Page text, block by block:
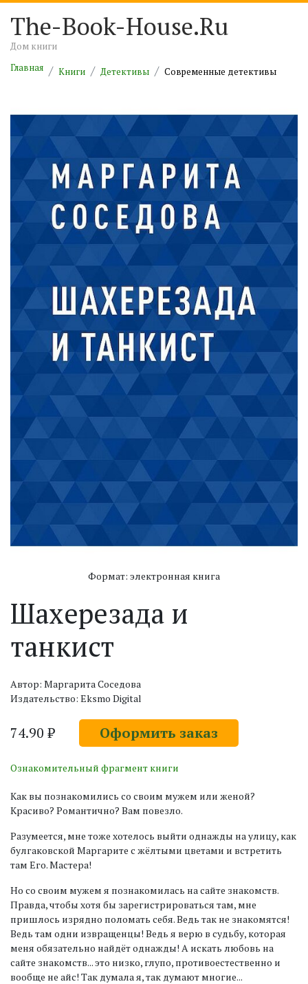
The-Book-House.Ru
Дом книги
Главная
Книги Детективы Современные детективы
Формат: электронная книга
Шахерезада и
танкист
Автор: Маргарита Соседова
Издательство: Eksmo Digital
74.90 ₽ Оформить заказ
Ознакомительный фрагмент книги
Как вы познакомились со своим мужем или женой?
Красиво? Романтично? Вам повезло.
Разумеется, мне тоже хотелось выйти однажды на улицу, как
булгаковской Маргарите с жёлтыми цветами и встретить
там Его. Мастера!
Но со своим мужем я познакомилась на сайте знакомств.
Правда, чтобы хотя бы зарегистрироваться там, мне
пришлось изрядно поломать себя. Ведь так не знакомятся!
Ведь там одни извращенцы! Ведь я верю в судьбу, которая
меня обязательно найдёт однажды! А искать любовь на
сайте знакомств... это низко, глупо, противоестественно и
вообще не айс! Так думала я, так думают многие...